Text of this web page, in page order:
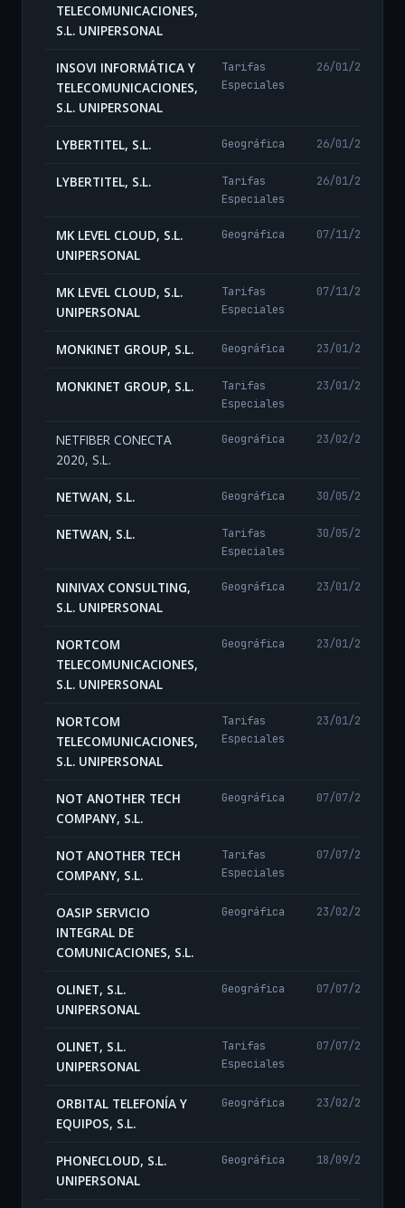
TELECOMUNICACIONES,
S.L. UNIPERSONAL
INSOVI INFORMÁTICA Y
TELECOMUNICACIONES,
S.L. UNIPERSONAL
Tarifas
Especiales
26/01/2026
LYBERTITEL, S.L. Geográfica 26/01/2026
LYBERTITEL, S.L.
Tarifas
Especiales
26/01/2026
MK LEVEL CLOUD, S.L.
UNIPERSONAL
Geográfica 07/11/2024
MK LEVEL CLOUD, S.L.
UNIPERSONAL
Tarifas
Especiales
07/11/2024
MONKINET GROUP, S.L. Geográfica 23/01/2025
MONKINET GROUP, S.L.
Tarifas
Especiales
23/01/2025
NETFIBER CONECTA
2020, S.L.
Geográfica 23/02/2024
NETWAN, S.L. Geográfica 30/05/2025
NETWAN, S.L.
Tarifas
Especiales
30/05/2025
NINIVAX CONSULTING,
S.L. UNIPERSONAL
Geográfica 23/01/2025
NORTCOM
TELECOMUNICACIONES,
S.L. UNIPERSONAL
Geográfica 23/01/2025
NORTCOM
TELECOMUNICACIONES,
S.L. UNIPERSONAL
Tarifas
Especiales
23/01/2025
NOT ANOTHER TECH
COMPANY, S.L.
Geográfica 07/07/2026
NOT ANOTHER TECH
COMPANY, S.L.
Tarifas
Especiales
07/07/2026
OASIP SERVICIO
INTEGRAL DE
COMUNICACIONES, S.L.
Geográfica 23/02/2024
OLINET, S.L.
UNIPERSONAL
Geográfica 07/07/2026
OLINET, S.L.
UNIPERSONAL
Tarifas
Especiales
07/07/2026
ORBITAL TELEFONÍA Y
EQUIPOS, S.L.
Geográfica 23/02/2024
PHONECLOUD, S.L.
UNIPERSONAL
Geográfica 18/09/2025